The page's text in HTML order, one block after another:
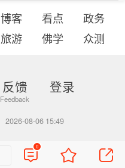
博客 看点
政务
旅游 佛学 众测
反馈 登录
2026-08-06 15:49
0